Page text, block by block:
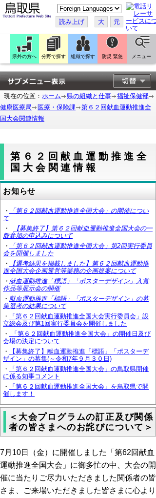
こ
の
ペ
ー
ジ
翻
訳
す
る
読み上げ 大 元
県外の方へ 分野で探す 組織で探す 防災 緊急 メニュー
現在の位置： ホーム 県の組織と仕事
福祉保健部
健康医療局
医療・保険課
第６２回献血運動推進全
国大会関連情報
第６２回献血運動推進全
国大会関連情報
お知らせ
・
「第６２回献血運動推進全国大会」の開催につい
て
・
【募集終了】第６２回献血運動推進全国大会の一
般参加の申込みについて
・
「第６２回献血運動推進全国大会」第2回実行委員
会を開催しました
・
【選考結果を掲載しました】第６２回献血運動推
進全国大会企画運営等業務の企画提案について
・ 献血運動推進「標語」「ポスターデザイン」入賞
作品等展示会の開催
・ 献血運動推進「標語」「ポスターデザイン」の募
集選考の結果について
・
「第６２回献血運動推進全国大会実行委員会」設
立総会及び第1回実行委員会を開催しました
・
「第６２回献血運動推進全国大会」の開催日及び
会場の決定について
・
【募集終了】献血運動推進「標語」「ポスターデ
ザイン」の募集(～令和7年９月３０日)
・
「第６２回献血運動推進全国大会」の鳥取県開催
に係る知事コメント
・
「第６２回献血運動推進全国大会」を鳥取県で開
催します！
＜大会プログラムの訂正及び関係
者の皆さまへのお詫びについて＞
7月10日（金）に開催しました「第62回献血
運動推進全国大会」に御多忙の中、大会の開
催に当たりご尽力いただきました関係者の皆
さま、ご来場いただきました皆さまに心より